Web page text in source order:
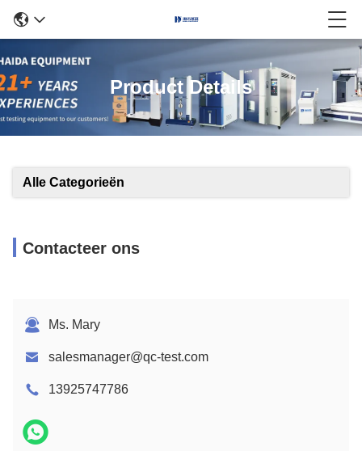
Product Details
Alle Categorieën
Contacteer ons
Ms. Mary
salesmanager@qc-test.com
13925747786